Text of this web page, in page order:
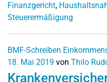
Finanzgericht,
Steuerermäßigung
BMF-Schreiben
18. Mai 2019 von Thilo